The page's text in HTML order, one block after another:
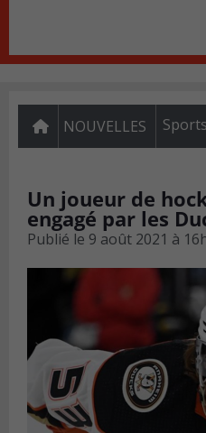
NOUVELLES Sports
Un joueur de
engagé par les
Publié le 9 août 2021 à